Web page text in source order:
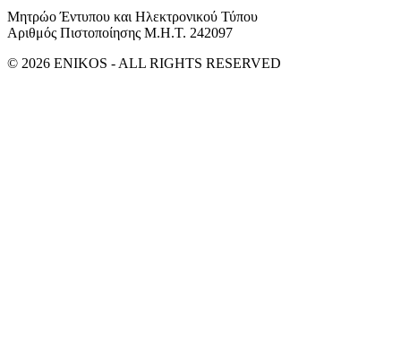
Μητρώο Έντυπου και Ηλεκτρονικού Τύπου
Αριθμός Πιστοποίησης Μ.Η.Τ. 242097
© 2026 ENIKOS - ALL RIGHTS RESERVED